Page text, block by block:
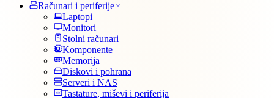
Računari i periferije
Laptopi
Monitori
Stolni računari
Komponente
Memorija
Diskovi i pohrana
Serveri i NAS
Tastature, miševi i periferija